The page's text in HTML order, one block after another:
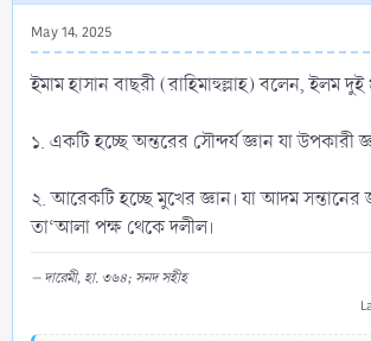
May 14, 2025
ইমাম হাসান বাছরী (রাহিমাহুল্লাহ) বলেন, ইলম দুই
১. একটি হচ্ছে অন্তরের সৌন্দর্য জ্ঞান যা উপকারী
২. আরেকটি হচ্ছে মুখের জ্ঞান। যা আদম সন্তানের
তা‘আলা পক্ষ থেকে দলীল।
– দারেমী, হা. ৩৬৪; সনদ সহীহ